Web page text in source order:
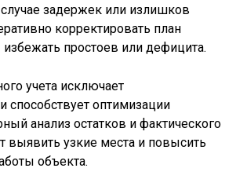
задержек или излишков
корректировать план
простоев или дефицита.
учета исключает
способствует оптимизации
анализ остатков и фактического
выявить узкие места и повысить
объекта.